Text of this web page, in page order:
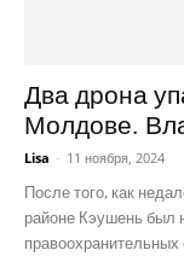
Два дрона
Молдове.
Lisa - 11 ноября, 2024
После того, как
районе Кэушень был